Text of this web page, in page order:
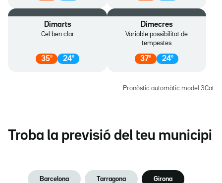
Dimarts
Cel ben clar
35º 24º
Dimecres
Variable possibilitat de
tempestes
37º 24º
Pronòstic automàtic model 3Cat
Troba la previsió del teu municipi
Barcelona Tarragona Girona